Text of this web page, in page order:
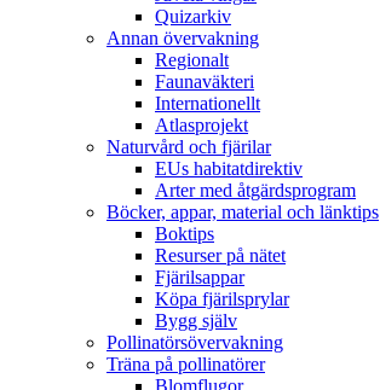
Quizarkiv
Annan övervakning
Regionalt
Faunaväkteri
Internationellt
Atlasprojekt
Naturvård och fjärilar
EUs habitatdirektiv
Arter med åtgärdsprogram
Böcker, appar, material och länktips
Boktips
Resurser på nätet
Fjärilsappar
Köpa fjärilsprylar
Bygg själv
Pollinatörsövervakning
Träna på pollinatörer
Blomflugor